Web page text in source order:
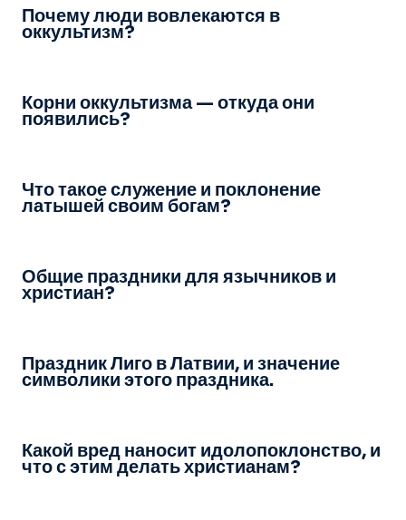
Почему люди вовлекаются в
оккультизм?
Корни оккультизма — откуда они
появились?
Что такое служение и поклонение
латышей своим богам?
Общие праздники для язычников и
христиан?
Праздник Лиго в Латвии, и значение
символики этого праздника.
Какой вред наносит идолопоклонство, и
что с этим делать христианам?